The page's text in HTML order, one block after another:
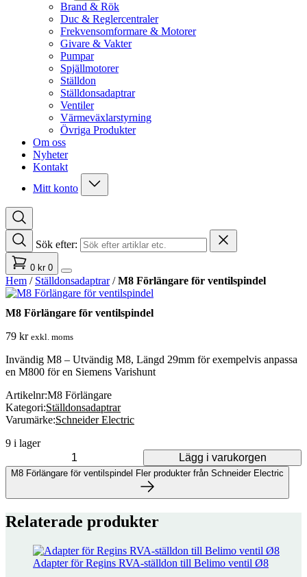
Brand & Rök
Duc & Reglercentraler
Frekvensomformare & Motorer
Givare & Vakter
Pumpar
Spjällmotorer
Ställdon
Ställdonsadaptrar
Ventiler
Värmeväxlarstyrning
Övriga Produkter
Om oss
Nyheter
Kontakt
Mitt konto
Sök efter:
0 kr 0
Hem / Ställdonsadaptrar/M8 Förlängare för ventilspindel
M8 Förlängare för ventilspindel
79 kr exkl. moms
Invändig M8 – Utvändig M8, Längd 29mm för exempelvis anpassa
en M800 för en Siemens Varishunt
Artikelnr:M8 Förlängare
Kategori:Ställdonsadaptrar
Varumärke:Schneider Electric
9 i lager
M8 Förlängare för ventilspindel mängd
Lägg i varukorgen
M8 Förlängare för ventilspindel Fler produkter från Schneider Electric
Fler produkter från Schneider Electric
Relaterade produkter
Adapter för Regins RVA-ställdon till Belimo ventil Ø8